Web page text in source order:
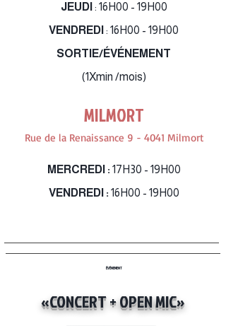
JEUDI : 16H00 - 19H00
VENDREDI : 16H00 - 19H00
SORTIE/ÉVÉNEMENT
(1Xmin /mois)
MILMORT
Rue de la Renaissance 9 - 4041 Milmort
MERCREDI : 17H30 - 19H00
VENDREDI : 16H00 - 19H00
ÉVÉNEMENT
«CONCERT + OPEN MIC»